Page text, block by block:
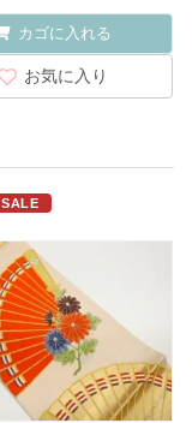
カゴに入れる
お気に入り
SALE